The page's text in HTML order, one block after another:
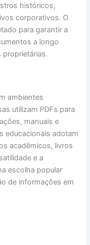
históricos,
corporativos. O
para garantir a
a longo
proprietárias.
ambientes
utilizam PDFs para
manuais e
educacionais adotam
acadêmicos, livros
e a
escolha popular
de informações em